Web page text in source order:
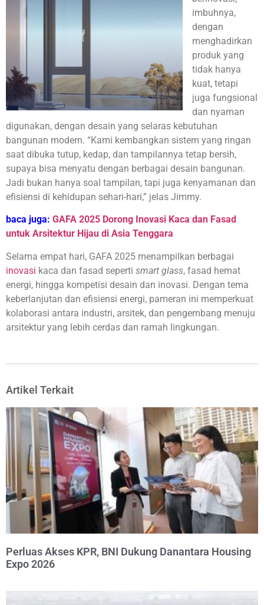
imbuhnya,
dengan
menghadirkan
produk yang
tidak hanya
kuat, tetapi
juga fungsional
dan nyaman
digunakan, dengan desain yang selaras kebutuhan
bangunan modern. “Kami kembangkan sistem yang ringan
saat dibuka tutup, kedap, dan tampilannya tetap bersih,
supaya bisa menyatu dengan berbagai desain bangunan.
Jadi bukan hanya soal tampilan, tapi juga kenyamanan dan
efisiensi di kehidupan sehari-hari,” jelas Jimmy.
baca juga: GAFA 2025 Dorong Inovasi Kaca dan Fasad
untuk Arsitektur Hijau di Asia Tenggara
Selama empat hari, GAFA 2025 menampilkan berbagai
inovasi kaca dan fasad seperti smart glass, fasad hemat
energi, hingga kompetisi desain dan inovasi. Dengan tema
keberlanjutan dan efisiensi energi, pameran ini memperkuat
kolaborasi antara industri, arsitek, dan pengembang menuju
arsitektur yang lebih cerdas dan ramah lingkungan.
Artikel Terkait
Perluas Akses KPR, BNI Dukung Danantara Housing
Expo 2026